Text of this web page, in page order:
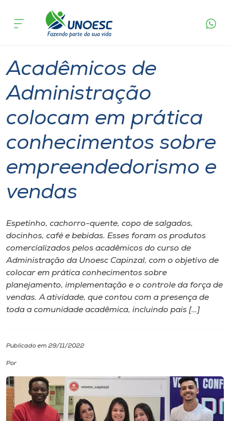
Cursos
Pesquisa
Atendimento ao Estudante
Portal de Ensino
Unoesc
Internacionalização
I.nova
Diplomados
Cultura
CPA
Biblioteca
Editora
acontece
e vendas
Acadêmicos de
Administração
colocam em prática
conhecimentos sobre
empreendedorismo e
vendas
Espetinho, cachorro-quente, copo de salgados,
docinhos, café e bebidas. Esses foram os produtos
comercializados pelos acadêmicos do curso de
Administração da Unoesc Capinzal, com o objetivo de
colocar em prática conhecimentos sobre
planejamento, implementação e o controle da força de
vendas. A atividade, que contou com a presença de
toda a comunidade acadêmica, incluindo pais […]
Publicado em 29/11/2022
Por